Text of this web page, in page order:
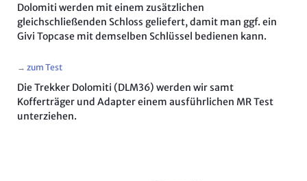
Dolomiti werden mit einem zusätzlichen
gleichschließenden Schloss geliefert, damit man ggf. ein
Givi Topcase mit demselben Schlüssel bedienen kann.
→ zum Test
Die Trekker Dolomiti (DLM36) werden wir samt
Kofferträger und Adapter einem ausführlichen MR Test
unterziehen.